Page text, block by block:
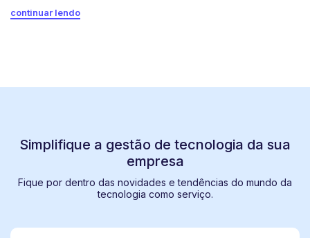
continuar lendo
Simplifique a gestão de tecnologia da sua
empresa
Fique por dentro das novidades e tendências do mundo da
tecnologia como serviço.